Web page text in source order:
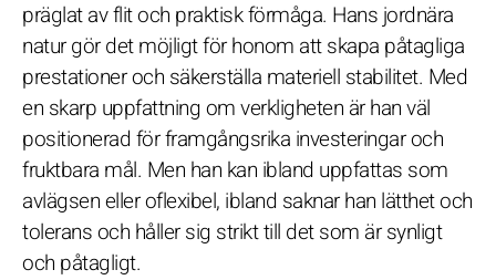
präglat av flit och praktisk förmåga. Hans jordnära
natur gör det möjligt för honom att skapa påtagliga
prestationer och säkerställa materiell stabilitet. Med
en skarp uppfattning om verkligheten är han väl
positionerad för framgångsrika investeringar och
fruktbara mål. Men han kan ibland uppfattas som
avlägsen eller oflexibel, ibland saknar han lätthet och
tolerans och håller sig strikt till det som är synligt
och påtagligt.